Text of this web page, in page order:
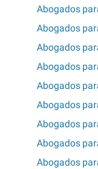
Abogados
Abogados
Abogados
Abogados
Abogados
Abogados
Abogados
Abogados
Abogados